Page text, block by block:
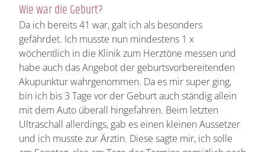
Wie war die Geburt?
Da ich bereits 41 war, galt ich als besonders
gefährdet. Ich musste nun mindestens 1 x
wöchentlich in die Klinik zum Herztöne messen und
habe auch das Angebot der geburtsvorbereitenden
Akupunktur wahrgenommen. Da es mir super ging,
bin ich bis 3 Tage vor der Geburt auch ständig allein
mit dem Auto überall hingefahren. Beim letzten
Ultraschall allerdings, gab es einen kleinen Aussetzer
und ich musste zur Ärztin. Diese sagte mir, ich solle